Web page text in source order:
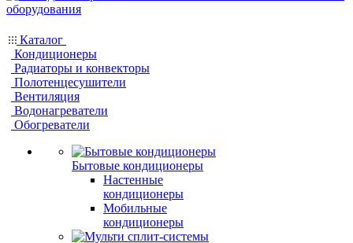
Каталог
Кондиционеры
Радиаторы и конвекторы
Полотенцесушители
Вентиляция
Водонагреватели
Обогреватели
Бытовые кондиционеры
Настенные
кондиционеры
Мобильные
кондиционеры